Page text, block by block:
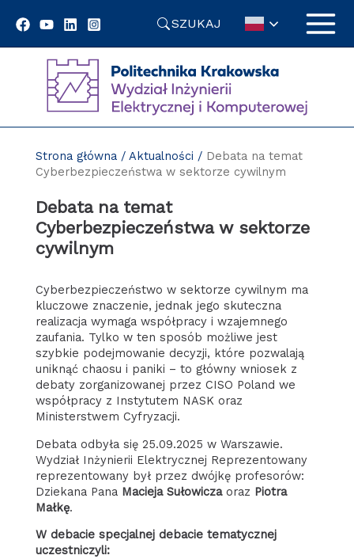
SZUKAJ
Strona główna/ Aktualności / Debata na temat
Cyberbezpieczeństwa w sektorze cywilnym
Debata na temat
Cyberbezpieczeństwa w sektorze
cywilnym
Cyberbezpieczeństwo w sektorze cywilnym ma
kluczowe znaczenie, jednak jego skuteczna
realizacja wymaga współpracy i wzajemnego
zaufania. Tylko w ten sposób możliwe jest
szybkie podejmowanie decyzji, które pozwalają
uniknąć chaosu i paniki – to główny wniosek z
debaty zorganizowanej przez CISO Poland we
współpracy z Instytutem NASK oraz
Ministerstwem Cyfryzacji.
Debata odbyła się 25.09.2025 w Warszawie.
Wydział Inżynierii Elektrycznej Reprezentowany
reprezentowany był przez dwójkę profesorów:
Dziekana Pana Macieja Sułowiczaoraz Piotra
Małkę.
W debacie specjalnej debacie tematycznej
uczestniczyli: